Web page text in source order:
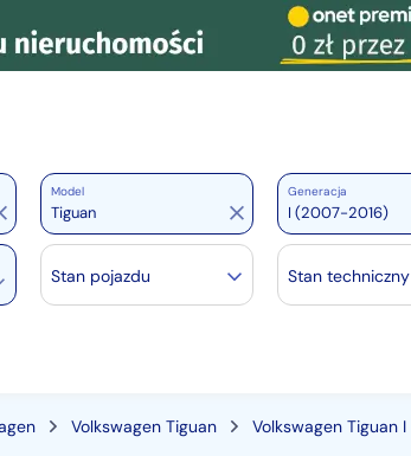
Model Generacja
Stan pojazdu Stan techniczny
Volkswagen Tiguan Volkswagen Tiguan I